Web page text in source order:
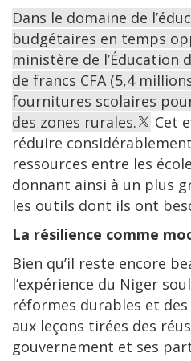
Dans le domaine de
budgétaires en temps
ministère de l’Éducation
de francs CFA (5,4
fournitures scolaires
des zones rurales.
Cet
réduire
ressources entre les
donnant ainsi à un plus
les outils dont ils ont
La résilience comme
Bien qu’il reste encore
l’expérience du Niger
réformes durables et
aux leçons tirées des
gouvernement et ses